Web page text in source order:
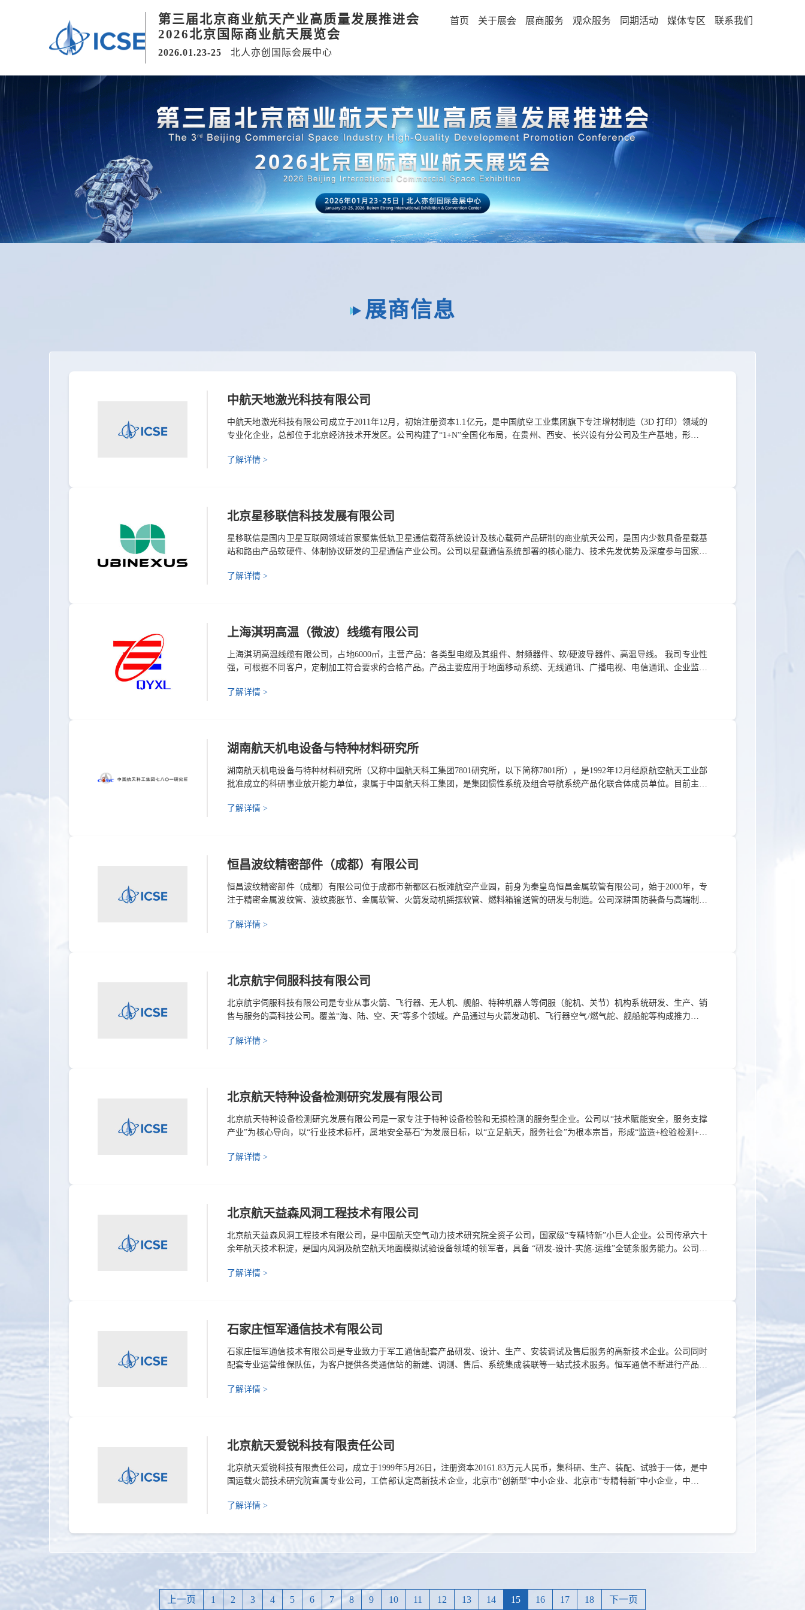
第三届北京商业航天产业高质量发展推进会
2026北京国际商业航天展览会
2026.01.23-25 北人亦创国际会展中心
首页 关于展会 展商服务 观众服务 同期活动 媒体专区 联系我们
展商信息
中航天地激光科技有限公司
中航天地激光科技有限公司成立于2011年12月，初始注册资本1.1亿元，是中国航空工业集团旗下专注增材制造（3D 打印）领域的
专业化企业，总部位于北京经济技术开发区。公司构建了“1+N”全国化布局，在贵州、西安、长兴设有分公司及生产基地，形成涵
了同轴送粉、选区熔化等核心技术，拥有30余项专利，产品服务于航空、航天、航发等领域的多款型号。依托全国布局的协同优
了解详情 >
北京星移联信科技发展有限公司
星移联信是国内卫星互联网领域首家聚焦低轨卫星通信载荷系统设计及核心载荷产品研制的商业航天公司，是国内少数具备星载基
站和路由产品软硬件、体制协议研发的卫星通信产业公司。公司以星载通信系统部署的核心能力、技术先发优势及深度参与国家卫
通信载荷产品和综合解决方案。公司充分发挥“航天+通信+应用”高度融合的团队优势，积极布局卫星数据高效应用与低成本终端研
了解详情 >
上海淇玥高温（微波）线缆有限公司
上海淇玥高温线缆有限公司，占地6000㎡，主营产品：各类型电缆及其组件、射频器件、软/硬波导器件、高温导线。 我司专业性
强，可根据不同客户，定制加工符合要求的合格产品。产品主要应用于地面移动系统、无线通讯、广播电视、电信通讯、企业监控
也深受全国各地广大客户的赞许。本公司跟上海51所、23所、702厂，南京14所、724所、合肥38所等有着多年的合作。 本公司的管
了解详情 >
湖南航天机电设备与特种材料研究所
湖南航天机电设备与特种材料研究所（又称中国航天科工集团7801研究所，以下简称7801所），是1992年12月经原航空航天工业部
批准成立的科研事业放开能力单位，隶属于中国航天科工集团，是集团惯性系统及组合导航系统产品化联合体成员单位。目前主要
研生产许可资质，拥有国家国防检测/校准实验室、国防工业二级计量站、中国航天科工集团公司元器件检测站、惯导技术湖南省国
了解详情 >
恒昌波纹精密部件（成都）有限公司
恒昌波纹精密部件（成都）有限公司位于成都市新都区石板滩航空产业园，前身为秦皇岛恒昌金属软管有限公司，始于2000年，专
注于精密金属波纹管、波纹膨胀节、金属软管、火箭发动机摇摆软管、燃料箱输送管的研发与制造。公司深耕国防装备与高端制造
压、焊接、电沉积等核心工艺，产品可靠耐用。展位号: A081电 话: 028-83932739网 址: 无地 址: 成都市新都区高新技术产业园区创
了解详情 >
北京航宇伺服科技有限公司
北京航宇伺服科技有限公司是专业从事火箭、飞行器、无人机、舰船、特种机器人等伺服（舵机、关节）机构系统研发、生产、销
售与服务的高科技公司。覆盖“海、陆、空、天”等多个领域。产品通过与火箭发动机、飞行器空气/燃气舵、舰船舵等构成推力矢量
寿命”和“快速、精准、平稳”的极佳控制能力。公司核心团队均来自相关领域的科研院所和高校。目前，公司授权数十项专利及软件
了解详情 >
北京航天特种设备检测研究发展有限公司
北京航天特种设备检测研究发展有限公司是一家专注于特种设备检验和无损检测的服务型企业。公司以“技术赋能安全，服务支撑
产业”为核心导向，以“行业技术标杆，属地安全基石”为发展目标，以“立足航天，服务社会”为根本宗旨，形成“监造+检验检测+咨
号: A072电 话: 18101059986网 址: 无地 址: 北京市丰台区云岗西路17号院
了解详情 >
北京航天益森风洞工程技术有限公司
北京航天益森风洞工程技术有限公司，是中国航天空气动力技术研究院全资子公司，国家级“专精特新”小巨人企业。公司传承六十
余年航天技术积淀，是国内风洞及航空航天地面模拟试验设备领域的领军者，具备 “研发-设计-实施-运维”全链条服务能力。公司核
机露天试车台、自主知识产权环境风洞等标杆项目打破国外垄断，技术达世界先进水平。未来，公司将致力于为全球客户提供高端
了解详情 >
石家庄恒军通信技术有限公司
石家庄恒军通信技术有限公司是专业致力于军工通信配套产品研发、设计、生产、安装调试及售后服务的高新技术企业。公司同时
配套专业运营维保队伍，为客户提供各类通信站的新建、调测、售后、系统集成装联等一站式技术服务。恒军通信不断进行产品优
真、电磁干扰、力学仿真、链路计算、结构特性设计、六性三抗的设计能力及验证方法和手段。各项目实施配套工程部及各类保障
了解详情 >
北京航天爱锐科技有限责任公司
北京航天爱锐科技有限责任公司，成立于1999年5月26日，注册资本20161.83万元人民币，集科研、生产、装配、试验于一体，是中
国运载火箭技术研究院直属专业公司，工信部认定高新技术企业，北京市“创新型”中小企业、北京市“专精特新”中小企业，中国通
产品研制、功能类结构机构产品生产、装保类业务集成实施等专业板块，在全力保障完成型号研制和配套任务的前提下，全面拓展
握常温、深...
了解详情 >
上一页 1 2 3 4 5 6 7 8 9 10 11 12 13 14 15 16 17 18 下一页